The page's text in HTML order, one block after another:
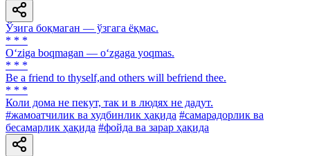
Ўзига боқмаган — ўзгага ёқмас.
* * *
O‘ziga boqmagan — o‘zgaga yoqmas.
* * *
Be a friend to thyself,and others will befriend thee.
* * *
Коли дома не пекут, так и в людях не дадут.
#жамоатчилик ва худбинлик ҳақида #самарадорлик ва
бесамарлик ҳақида #фойда ва зарар ҳақида